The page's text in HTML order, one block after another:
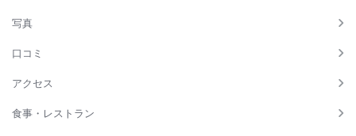
写真
口コミ
アクセス
食事・レストラン